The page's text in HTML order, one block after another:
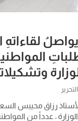
لقاءاتهِ
رزاق محيبس
الوزارة ، عدداً من